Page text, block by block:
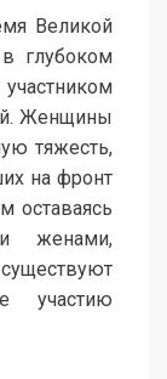
Великой
глубоком
Женщины
тяжесть,
на фронт
оставаясь
женами,
участию